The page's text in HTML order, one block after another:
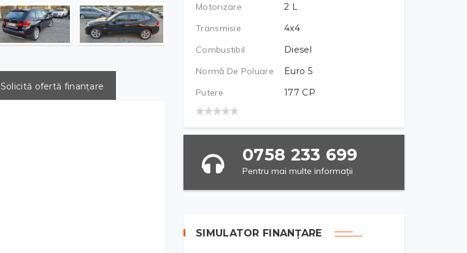
Solicită ofertă finanțare
Motorizare
2 L
Transmisie
4x4
Combustibil
Diesel
Normă De Poluare
Euro 5
Putere
177 CP
0758 233 699
Pentru mai multe informații
SIMULATOR FINANȚARE